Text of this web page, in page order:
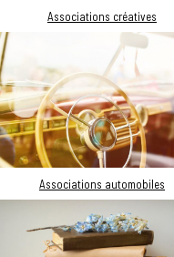
Associations créatives
Associations automobiles